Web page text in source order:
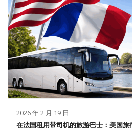
2026 年 2 月 19 日
在法国租用带司机的旅游巴士：美国旅